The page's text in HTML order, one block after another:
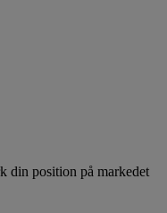
din position på markedet